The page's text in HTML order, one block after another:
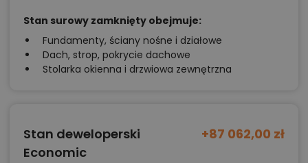
Stan surowy zamknięty obejmuje:
Fundamenty, ściany nośne i działowe
Dach, strop, pokrycie dachowe
Stolarka okienna i drzwiowa zewnętrzna
Stan deweloperski
Economic
+87 062,00 zł